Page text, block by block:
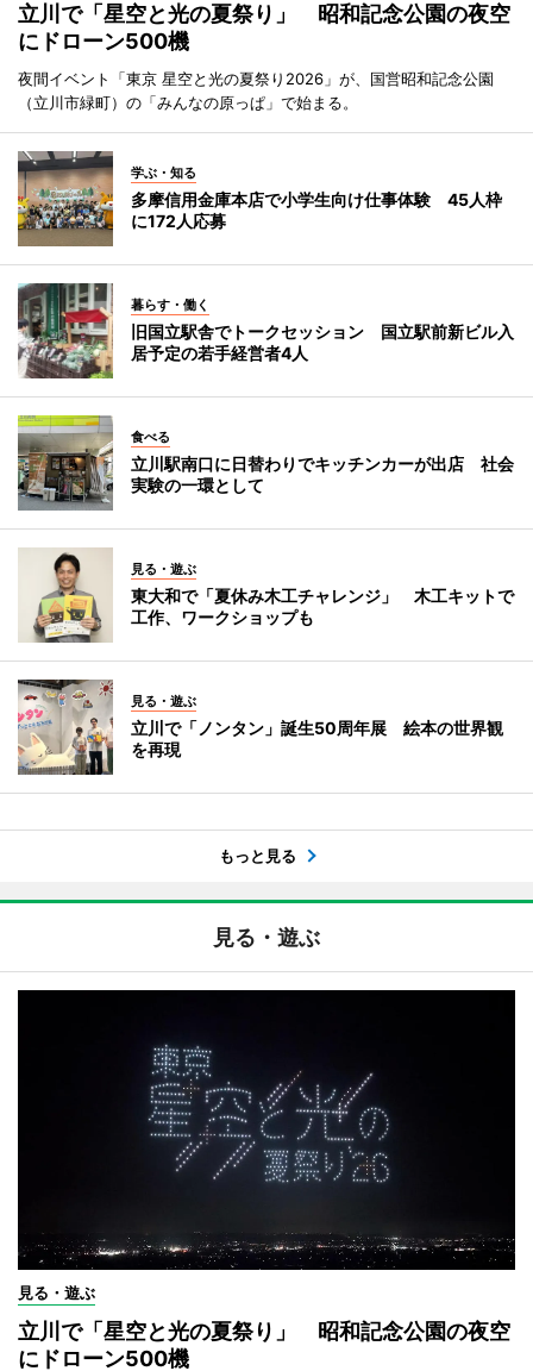
立川で「星空と光の夏祭り」 昭和記念公園の夜空
にドローン500機
夜間イベント「東京 星空と光の夏祭り2026」が、国営昭和記念公園
（立川市緑町）の「みんなの原っぱ」で始まる。
学ぶ・知る
多摩信用金庫本店で小学生向け仕事体験 45人枠
に172人応募
暮らす・働く
旧国立駅舎でトークセッション 国立駅前新ビル入
居予定の若手経営者4人
食べる
立川駅南口に日替わりでキッチンカーが出店 社会
実験の一環として
見る・遊ぶ
東大和で「夏休み木工チャレンジ」 木工キットで
工作、ワークショップも
見る・遊ぶ
立川で「ノンタン」誕生50周年展 絵本の世界観
を再現
もっと見る
見る・遊ぶ
見る・遊ぶ
立川で「星空と光の夏祭り」 昭和記念公園の夜空
にドローン500機